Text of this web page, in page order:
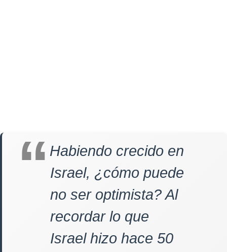
Habiendo crecido en
Israel, ¿cómo puede
no ser optimista? Al
recordar lo que
Israel hizo hace 50